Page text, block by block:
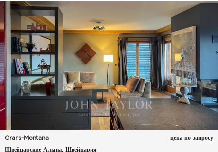
Crans-Montana
Швейцарские Альпы, Швейцария
цена по запросу